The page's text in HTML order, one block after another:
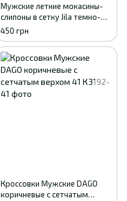
Мужские летние мокасины-
слипоны в сетку Jila темно-
синие (р. 41-45) 41
450 грн
Кроссовки Мужские DAGO
коричневые с сетчатым